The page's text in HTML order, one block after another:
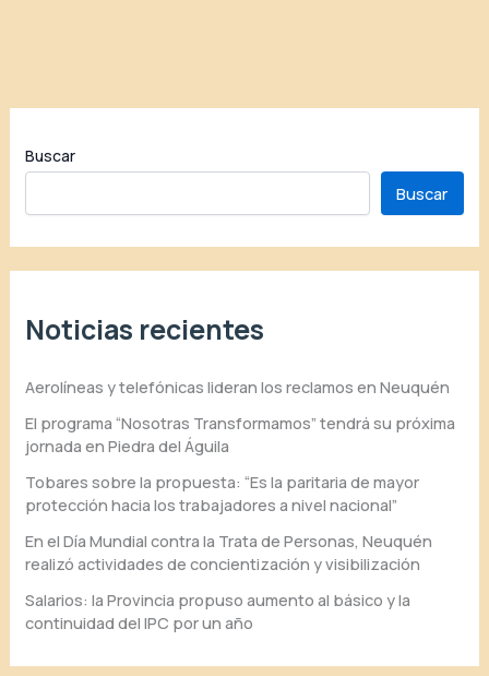
Buscar
Buscar
Noticias recientes
Aerolíneas y telefónicas lideran los reclamos en Neuquén
El programa “Nosotras Transformamos” tendrá su próxima
jornada en Piedra del Águila
Tobares sobre la propuesta: “Es la paritaria de mayor
protección hacia los trabajadores a nivel nacional”
En el Día Mundial contra la Trata de Personas, Neuquén
realizó actividades de concientización y visibilización
Salarios: la Provincia propuso aumento al básico y la
continuidad del IPC por un año